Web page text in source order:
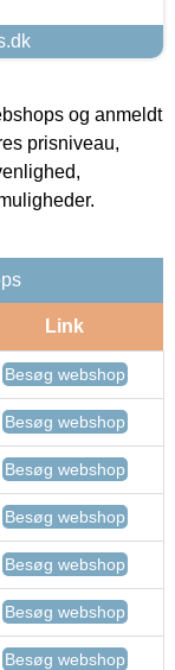
og anmeldt
prisniveau,
Link
Besøg webshop
Besøg webshop
Besøg webshop
Besøg webshop
Besøg webshop
Besøg webshop
Besøg webshop